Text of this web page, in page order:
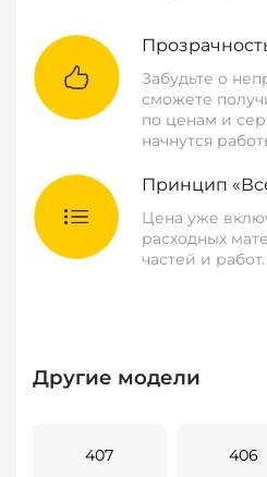
Забудьте о
сможете
по ценам и
начнутся
Принцип
Цена уже
расходных
частей и работ.
Другие модели
407 406